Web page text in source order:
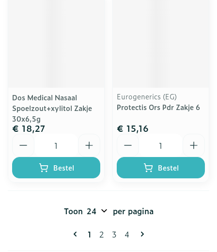
Dos Medical Nasaal
Spoelzout+xylitol Zakje
30x6,5g
€ 18,27
Bestel
Eurogenerics (EG)
Protectis Ors Pdr Zakje 6
€ 15,16
Bestel
Pagina's
U lees momenteel pagina
1 Pagina
2 Pagina
3 Pagina
4
Toon per pagina